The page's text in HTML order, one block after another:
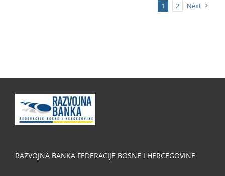
1 2 Next
RAZVOJNA BANKA FEDERACIJE BOSNE I HERCEGOVINE